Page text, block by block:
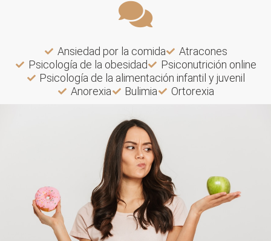
Ansiedad por la comida
Atracones
Psicología de la obesidad
Psiconutrición online
Psicología de la alimentación infantil y juvenil
Anorexia
Bulimia Ortorexia